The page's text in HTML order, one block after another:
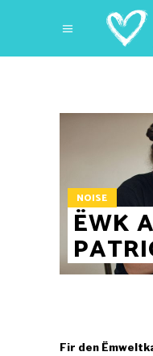
NOISE
ËWK
Fir den